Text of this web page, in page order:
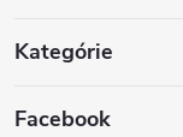
Kategórie
Facebook